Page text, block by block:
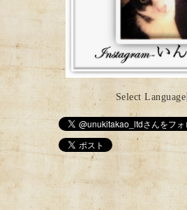
Select Language